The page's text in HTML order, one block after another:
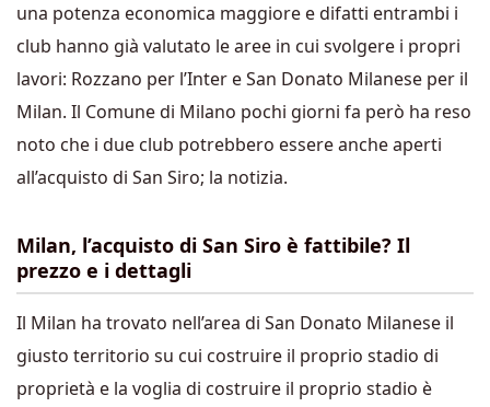
una potenza economica maggiore e difatti entrambi i
club hanno già valutato le aree in cui svolgere i propri
lavori: Rozzano per l’Inter e San Donato Milanese per il
Milan. Il Comune di Milano pochi giorni fa però ha reso
noto che i due club potrebbero essere anche aperti
all’acquisto di San Siro; la notizia.
Milan, l’acquisto di San Siro è fattibile? Il
prezzo e i dettagli
Il Milan ha trovato nell’area di San Donato Milanese il
giusto territorio su cui costruire il proprio stadio di
proprietà e la voglia di costruire il proprio stadio è